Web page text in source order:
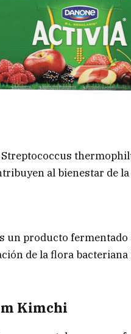
al bienestar de
un producto fermentado
de la flora
Kimchi